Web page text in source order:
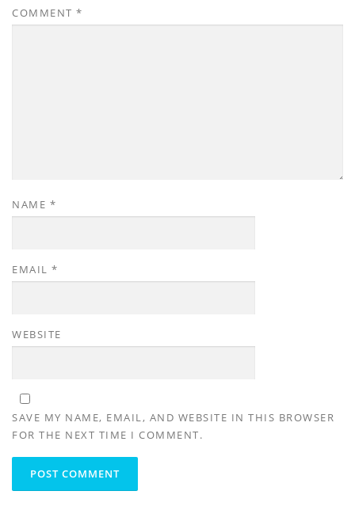
COMMENT *
NAME *
EMAIL *
WEBSITE
SAVE MY NAME, EMAIL, AND WEBSITE IN THIS BROWSER
FOR THE NEXT TIME I COMMENT.